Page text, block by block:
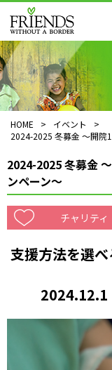
HOME > イベント
>
2024-2025 冬募金 ～開院
2024-2025 冬募金
ンペーン～
チャリティ
支援方法を選
2024.12.1